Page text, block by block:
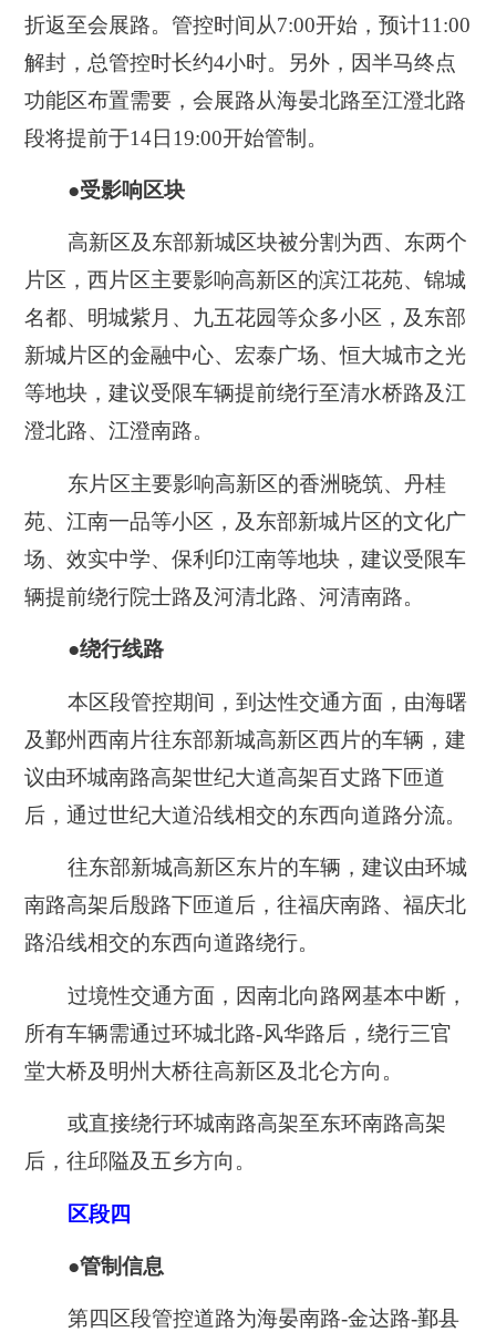
折返至会展路。管控时间从7:00开始，预计11:00
解封，总管控时长约4小时。另外，因半马终点
功能区布置需要，会展路从海晏北路至江澄北路
段将提前于14日19:00开始管制。
●受影响区块
高新区及东部新城区块被分割为西、东两个
片区，西片区主要影响高新区的滨江花苑、锦城
名都、明城紫月、九五花园等众多小区，及东部
新城片区的金融中心、宏泰广场、恒大城市之光
等地块，建议受限车辆提前绕行至清水桥路及江
澄北路、江澄南路。
东片区主要影响高新区的香洲晓筑、丹桂
苑、江南一品等小区，及东部新城片区的文化广
场、效实中学、保利印江南等地块，建议受限车
辆提前绕行院士路及河清北路、河清南路。
●绕行线路
本区段管控期间，到达性交通方面，由海曙
及鄞州西南片往东部新城高新区西片的车辆，建
议由环城南路高架世纪大道高架百丈路下匝道
后，通过世纪大道沿线相交的东西向道路分流。
往东部新城高新区东片的车辆，建议由环城
南路高架后殷路下匝道后，往福庆南路、福庆北
路沿线相交的东西向道路绕行。
过境性交通方面，因南北向路网基本中断，
所有车辆需通过环城北路-风华路后，绕行三官
堂大桥及明州大桥往高新区及北仑方向。
或直接绕行环城南路高架至东环南路高架
后，往邱隘及五乡方向。
区段四
●管制信息
第四区段管控道路为海晏南路-金达路-鄞县